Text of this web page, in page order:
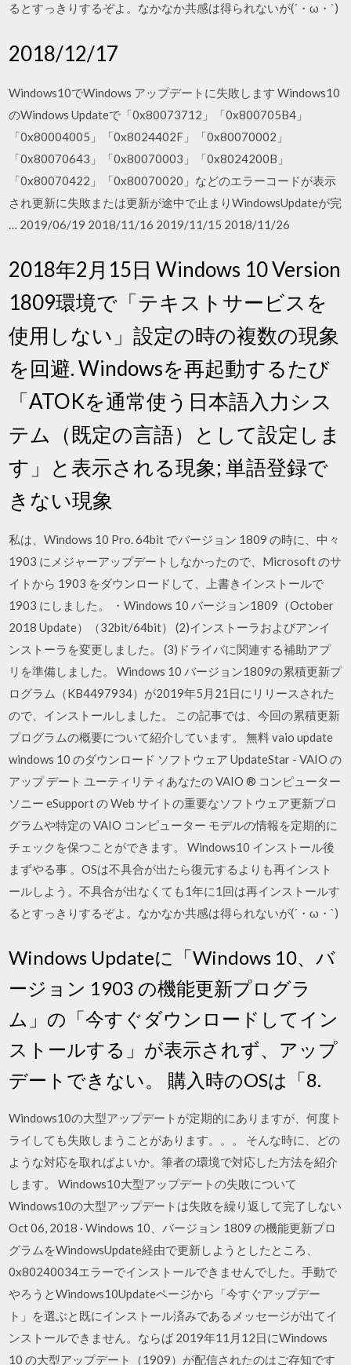
るとすっきりするぞよ。なかなか共感は得られないが(´・ω・`)
2018/12/17
Windows10でWindows アップデートに失敗します Windows10
のWindows Updateで「0x80073712」「0x800705B4」
「0x80004005」「0x8024402F」「0x80070002」
「0x80070643」「0x80070003」「0x8024200B」
「0x80070422」「0x80070020」などのエラーコードが表示
され更新に失敗または更新が途中で止まりWindowsUpdateが完
… 2019/06/19 2018/11/16 2019/11/15 2018/11/26
2018年2月15日 Windows 10 Version
1809環境で「テキストサービスを
使用しない」設定の時の複数の現象
を回避. Windowsを再起動するたび
「ATOKを通常使う日本語入力シス
テム（既定の言語）として設定しま
す」と表示される現象; 単語登録で
きない現象
私は、Windows 10 Pro. 64bit でバージョン 1809 の時に、中々
1903 にメジャーアップデートしなかったので、Microsoft のサ
イトから 1903 をダウンロードして、上書きインストールで
1903 にしました。 ・Windows 10 バージョン1809（October
2018 Update）（32bit/64bit） (2)インストーラおよびアンイ
ンストーラを変更しました。 (3)ドライバに関連する補助アプ
リを準備しました。 Windows 10 バージョン1809の累積更新プ
ログラム（KB4497934）が2019年5月21日にリリースされた
ので、インストールしました。 この記事では、今回の累積更新
プログラムの概要について紹介しています。 無料 vaio update
windows 10 のダウンロード ソフトウェア UpdateStar - VAIO の
アップ デート ユーティリティあなたの VAIO ® コンピューター
ソニー eSupport の Web サイトの重要なソフトウェア更新プロ
グラムや特定の VAIO コンピューター モデルの情報を定期的に
チェックを保つことができます。 Windows10 インストール後
まずやる事 。OSは不具合が出たら復元するよりも再インスト
ールしよう。不具合が出なくても1年に1回は再インストールす
るとすっきりするぞよ。なかなか共感は得られないが(´・ω・`)
Windows Updateに「Windows 10、バ
ージョン 1903 の機能更新プログラ
ム」の「今すぐダウンロードしてイン
ストールする」が表示されず、アップ
デートできない。 購入時のOSは「8.
Windows10の大型アップデートが定期的にありますが、何度ト
ライしても失敗しまうことがあります。。。 そんな時に、どの
ような対応を取ればよいか。筆者の環境で対応した方法を紹介
します。 Windows10大型アップデートの失敗について
Windows10の大型アップデートは失敗を繰り返して完了しない
Oct 06, 2018 · Windows 10、バージョン 1809 の機能更新プロ
グラムをWindowsUpdate経由で更新しようとしたところ、
0x80240034エラーでインストールできませんでした。手動で
やろうとWindows10Updateページから「今すぐアップデー
ト」を選ぶと既にインストール済みであるメッセージが出てイ
ンストールできません。ならば 2019年11月12日にWindows
10 の大型アップデート（1909）が配信されたのはご存知です